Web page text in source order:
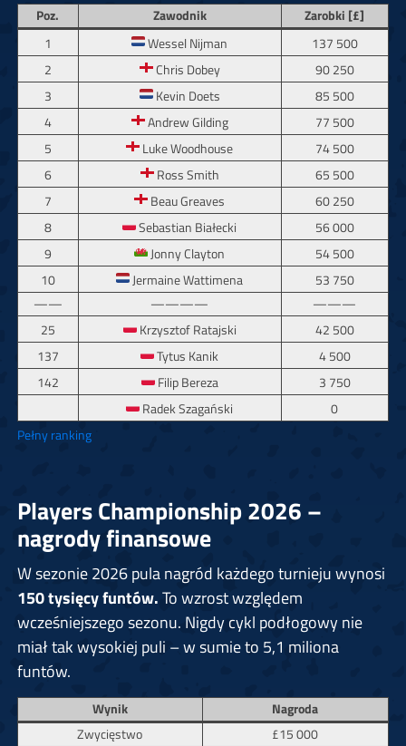
Poz. Zawodnik
Zarobki [£]
1
Wessel Nijman
137 500
2
Chris Dobey
90 250
3
Kevin Doets
85 500
4
Andrew Gilding
77 500
5
Luke Woodhouse
74 500
6
Ross Smith
65 500
7
Beau Greaves
60 250
8
Sebastian Białecki
56 000
9
Jonny Clayton
54 500
10
Jermaine Wattimena
53 750
——
————
———
25
Krzysztof Ratajski
42 500
137
Tytus Kanik
4 500
142
Filip Bereza
3 750
Radek Szagański
0
Pełny ranking
Players Championship 2026 –
nagrody finansowe
W sezonie 2026 pula nagród każdego turnieju wynosi
150 tysięcy funtów.To wzrost względem
wcześniejszego sezonu. Nigdy cykl podłogowy nie
miał tak wysokiej puli – w sumie to 5,1 miliona
funtów.
Wynik
Nagroda
Zwycięstwo
£15 000